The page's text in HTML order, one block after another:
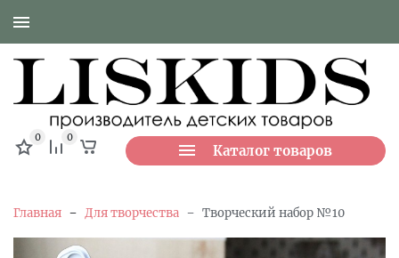
Каталог товаров
0 0
Главная - Для творчества - Творческий набор №10